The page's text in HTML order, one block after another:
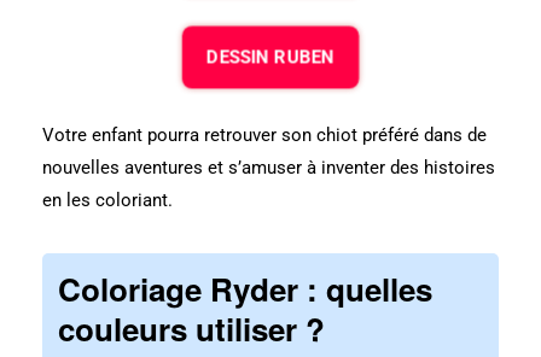
DESSIN RUBEN
Votre enfant pourra retrouver son chiot préféré dans de
nouvelles aventures et s’amuser à inventer des histoires
en les coloriant.
Coloriage Ryder : quelles
couleurs utiliser ?